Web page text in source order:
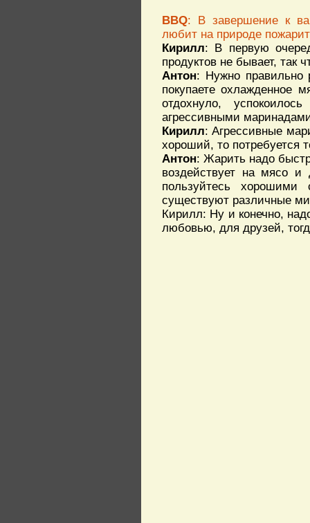
BBQ: В завершение к
любит на природе
Кирилл: В первую
продуктов не бывает, так
Антон: Нужно правильно
покупаете охлажденное
отдохнуло,
агрессивными
Кирилл: Агрессивные
хороший, то потребуется
Антон: Жарить надо
воздействует на мясо и
пользуйтесь
существуют различные
Кирилл: Ну и конечно,
любовью, для друзей,